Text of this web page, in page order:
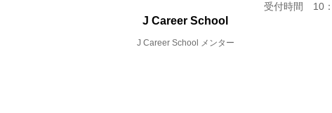
J Career School
J Career School メンター
受付時間 10：